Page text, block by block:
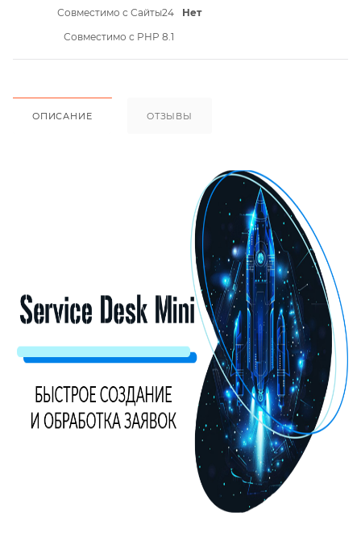
Совместимо с Сайты24
Нет
Совместимо с PHP 8.1
ОПИСАНИЕ ОТЗЫВЫ